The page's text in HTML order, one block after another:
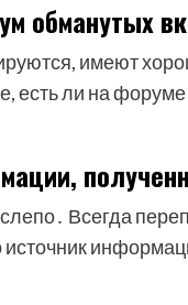
обманутых
имеют
есть ли на
Всегда